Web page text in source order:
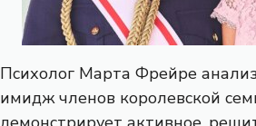
Психолог Марта Фрейре
имидж членов королевской